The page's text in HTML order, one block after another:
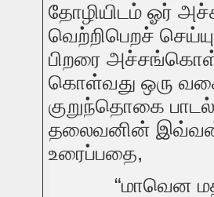
தோழியிடம் ஓர்
வெற்றிபெறச்
பிறரை
கொள்வது ஒரு
குறுந்தொகை பாடல்
தலைவனின்
உரைப்பதை,
“மாவென